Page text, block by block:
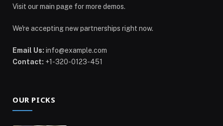
Visit our main page for more demos.
We're accepting new partnerships right now.
Email Us: info@example.com
Contact: +1-320-0123-451
OUR PICKS